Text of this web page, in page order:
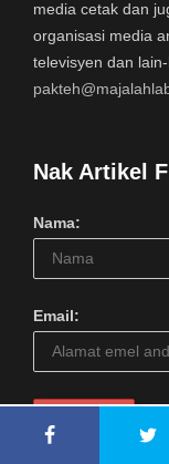
media cetak dan
organisasi media
televisyen dan
Nak Artikel
Nama:
Email: